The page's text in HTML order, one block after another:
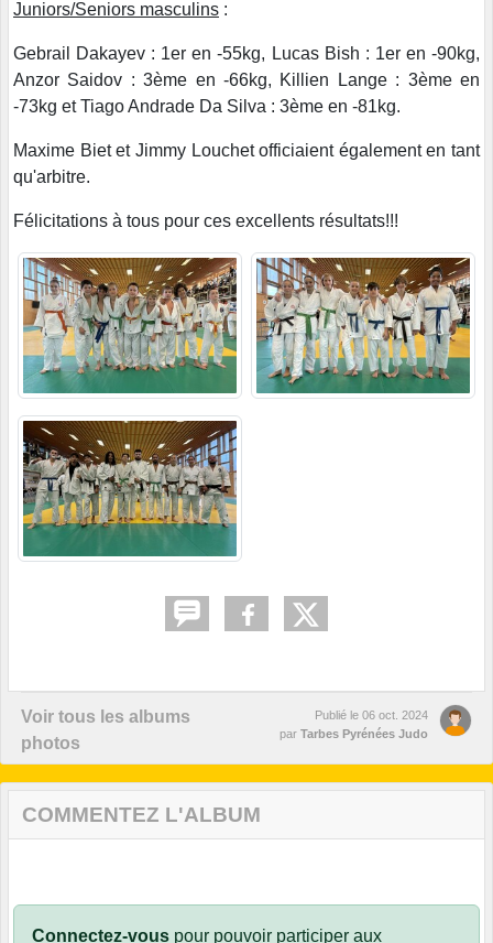
Juniors/Seniors masculins :
Gebrail Dakayev : 1er en -55kg, Lucas Bish : 1er en -90kg,
Anzor Saidov : 3ème en -66kg, Killien Lange : 3ème en
-73kg et Tiago Andrade Da Silva : 3ème en -81kg.
Maxime Biet et Jimmy Louchet officiaient également en tant
qu'arbitre.
Félicitations à tous pour ces excellents résultats!!!
Voir tous les albums
photos
Publié le 06 oct. 2024
par Tarbes Pyrénées Judo
COMMENTEZ L'ALBUM
Connectez-vous pour pouvoir participer aux